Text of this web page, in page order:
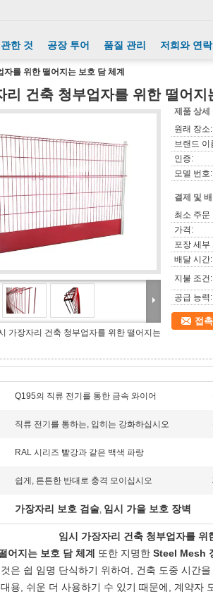
한 것 공장 투어 품질 관리 저희와 연락
를 위한 떨어지는 보호 담 체계
리 건축 청부업자를 위한 떨어지
가장자리 건축 청부업자를 위한 떨어지는
제품 상세
원래 장소:
브랜드 이
인증:
모델 번호:
결제 및
최소 주문
가격:
포장 세부
배달 시간:
지불 조건:
공급 능력:
접촉
Q195의 직류 전기를 통한 금속 와이어
직류 전기를 통하는, 입히는 강화하십시오
RAL 시리즈 빨강과 같은 백색 파랑
쉽게, 튼튼한 반대로 충격 모이십시오
가장자리 보호 검술, 임시 가을 보호 장벽
임시 가장자리 건축 청부업자를 위
어지는 보호 담 체계
또한 지명한 Steel Mesh
은 쉽 임명 단식하기 위하여, 건축 도중 시간
용, 쉬운 더 사용하기 수 있기 때문에, 계약자